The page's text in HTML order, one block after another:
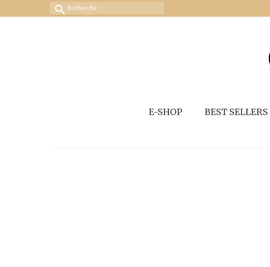
Rechercher :
E-SHOP BEST SELLERS